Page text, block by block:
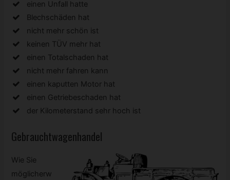
einen Unfall hatte
Blechschäden hat
nicht mehr schön ist
keinen TÜV mehr hat
einen Totalschaden hat
nicht mehr fahren kann
einen kaputten Motor hat
einen Getriebeschaden hat
der Kilometerstand sehr hoch ist
Gebrauchtwagenhandel
Wie Sie
möglicherw